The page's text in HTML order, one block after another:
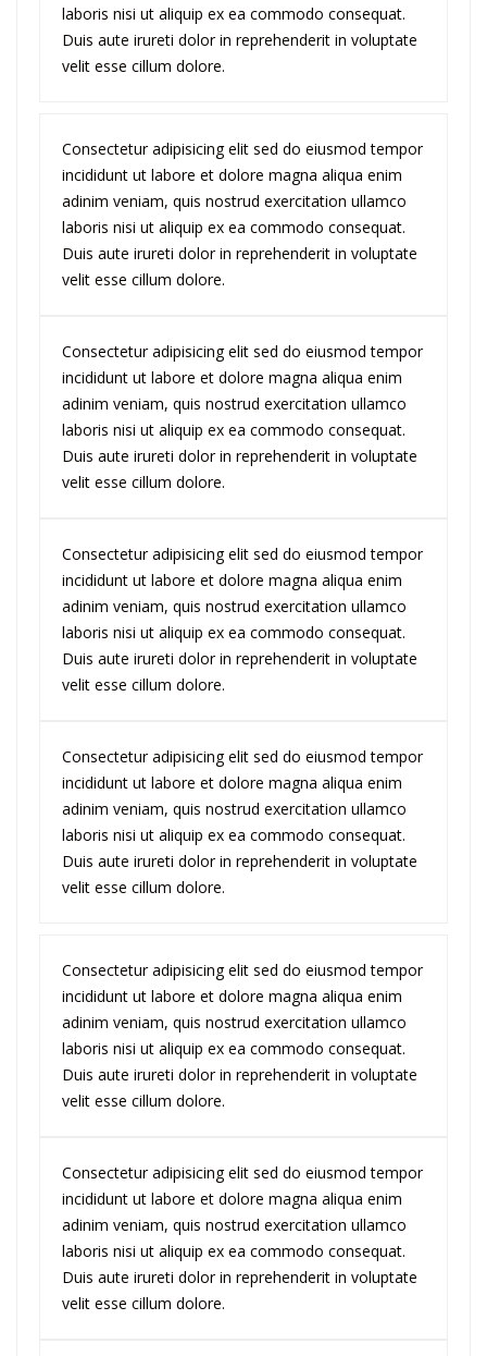
laboris nisi ut aliquip ex ea commodo consequat.
Duis aute irureti dolor in reprehenderit in voluptate
velit esse cillum dolore.
Consectetur adipisicing elit sed do eiusmod tempor
incididunt ut labore et dolore magna aliqua enim
adinim veniam, quis nostrud exercitation ullamco
laboris nisi ut aliquip ex ea commodo consequat.
Duis aute irureti dolor in reprehenderit in voluptate
velit esse cillum dolore.
Consectetur adipisicing elit sed do eiusmod tempor
incididunt ut labore et dolore magna aliqua enim
adinim veniam, quis nostrud exercitation ullamco
laboris nisi ut aliquip ex ea commodo consequat.
Duis aute irureti dolor in reprehenderit in voluptate
velit esse cillum dolore.
Consectetur adipisicing elit sed do eiusmod tempor
incididunt ut labore et dolore magna aliqua enim
adinim veniam, quis nostrud exercitation ullamco
laboris nisi ut aliquip ex ea commodo consequat.
Duis aute irureti dolor in reprehenderit in voluptate
velit esse cillum dolore.
Consectetur adipisicing elit sed do eiusmod tempor
incididunt ut labore et dolore magna aliqua enim
adinim veniam, quis nostrud exercitation ullamco
laboris nisi ut aliquip ex ea commodo consequat.
Duis aute irureti dolor in reprehenderit in voluptate
velit esse cillum dolore.
Consectetur adipisicing elit sed do eiusmod tempor
incididunt ut labore et dolore magna aliqua enim
adinim veniam, quis nostrud exercitation ullamco
laboris nisi ut aliquip ex ea commodo consequat.
Duis aute irureti dolor in reprehenderit in voluptate
velit esse cillum dolore.
Consectetur adipisicing elit sed do eiusmod tempor
incididunt ut labore et dolore magna aliqua enim
adinim veniam, quis nostrud exercitation ullamco
laboris nisi ut aliquip ex ea commodo consequat.
Duis aute irureti dolor in reprehenderit in voluptate
velit esse cillum dolore.